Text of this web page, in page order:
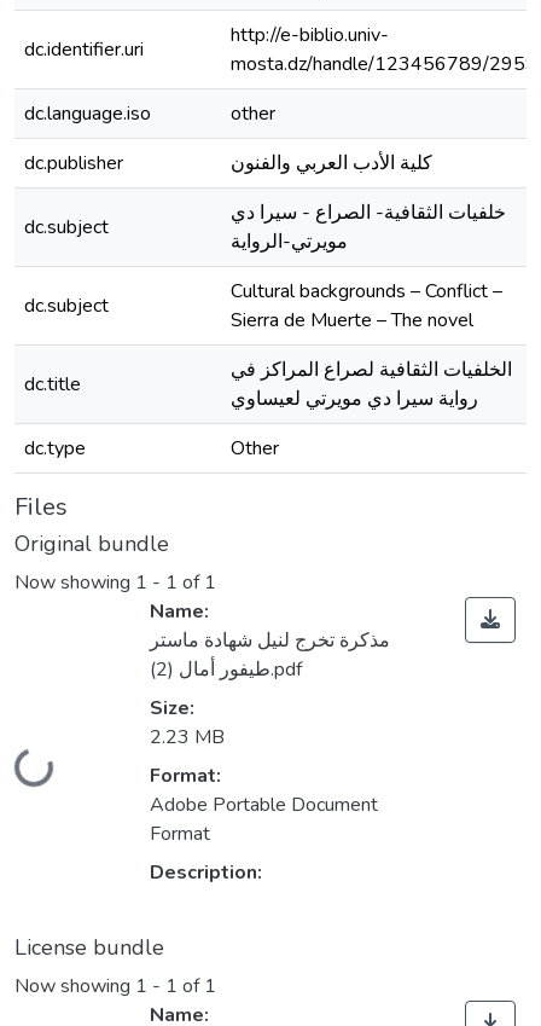
dc.identifier.uri
http://e-biblio.univ-
mosta.dz/handle/123456789/
dc.language.iso
other
dc.publisher
كلية الأدب العربي والفنون
dc.subject
خلفيات الثقافية- الصراع - سيرا دي
مويرتي-الرواية
dc.subject
Cultural backgrounds – Conflict –
Sierra de Muerte – The novel
dc.title
الخلفيات الثقافية لصراع المراكز في
رواية سيرا دي مويرتي لعيساوي
dc.type
Other
Files
Original bundle
Now showing 1 - 1 of 1
Loading...
Name:
مذكرة تخرج لنيل شهادة ماستر
طيفور أمال (2).pdf
Size:
2.23 MB
Format:
Adobe Portable Document
Format
Description:
License bundle
Now showing 1 - 1 of 1
Name: